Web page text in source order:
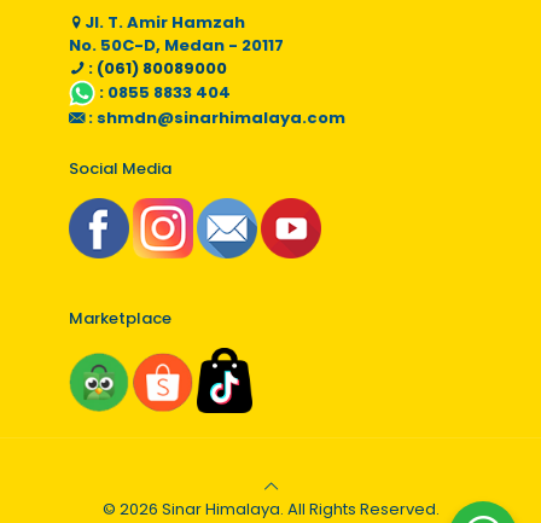
Jl. T. Amir Hamzah
No. 50C-D, Medan - 20117
: (061) 80089000
: 0855 8833 404
: shmdn@sinarhimalaya.com
Social Media
Marketplace
© 2026 Sinar Himalaya. All Rights Reserved.